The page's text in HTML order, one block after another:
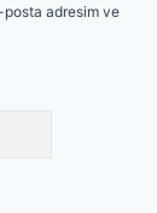
posta adresim ve